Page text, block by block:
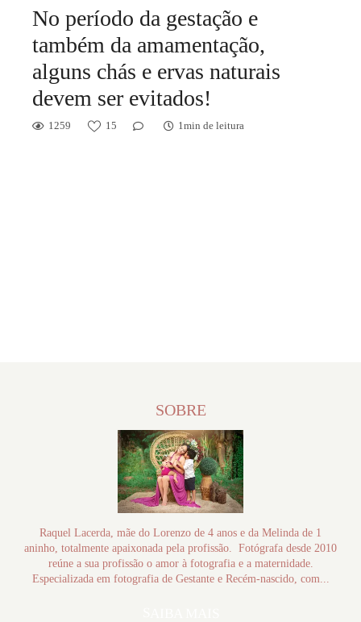
No período da gestação e
também da amamentação,
alguns chás e ervas naturais
devem ser evitados!
1259 15 1min de leitura
SOBRE
Raquel Lacerda, mãe do Lorenzo de 4 anos e da Melinda de 1
aninho, totalmente apaixonada pela profissão. Fotógrafa desde 2010
reúne a sua profissão o amor à fotografia e a maternidade.
Especializada em fotografia de Gestante e Recém-nascido, com...